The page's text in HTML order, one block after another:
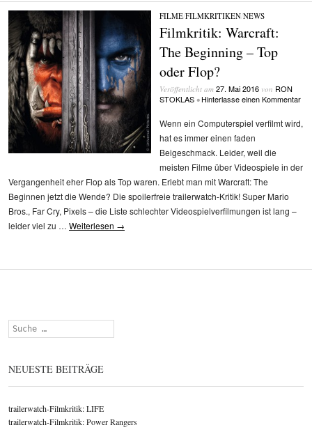
FILME/FILMKRITIKEN/NEWS
Filmkritik: Warcraft:
The Beginning – Top
oder Flop?
Veröffentlicht am 27. Mai 2016von RON
STOKLAS • Hinterlasse einen Kommentar
Wenn ein Computerspiel verfilmt wird,
hat es immer einen faden
Beigeschmack. Leider, weil die
meisten Filme über Videospiele in der
Vergangenheit eher Flop als Top waren. Erlebt man mit Warcraft: The
Beginnen jetzt die Wende? Die spoilerfreie trailerwatch-Kritik! Super Mario
Bros., Far Cry, Pixels – die Liste schlechter Videospielverfilmungen ist lang –
leider viel zu … Weiterlesen →
Suchen
NEUESTE BEITRÄGE
trailerwatch-Filmkritik: LIFE
trailerwatch-Filmkritik: Power Rangers